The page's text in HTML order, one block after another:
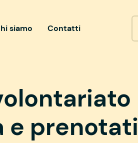
siamo Contatti
e prenotati